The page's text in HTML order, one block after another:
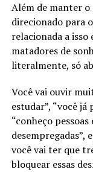
Além de manter
direcionado para
relacionada a
matadores de
literalmente, só
Você vai ouvir
estudar”, “você
“conheço
desempregadas”,
você vai ter que
bloquear essas